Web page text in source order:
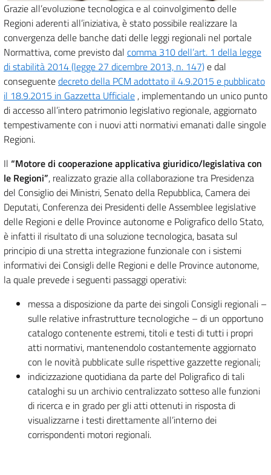
Grazie all’evoluzione tecnologica e al coinvolgimento delle
Regioni aderenti all’iniziativa, è stato possibile realizzare la
convergenza delle banche dati delle leggi regionali nel portale
Normattiva, come previsto dal comma 310 dell’art. 1 della legge
di stabilità 2014 (legge 27 dicembre 2013, n. 147)e dal
conseguentedecreto della PCM adottato il 4.9.2015 e pubblicato
il 18.9.2015 in Gazzetta Ufficiale , implementando un unico punto
di accesso all’intero patrimonio legislativo regionale, aggiornato
tempestivamente con i nuovi atti normativi emanati dalle singole
Regioni.
Il “Motore di cooperazione applicativa giuridico/legislativa con
le Regioni”, realizzato grazie alla collaborazione tra Presidenza
del Consiglio dei Ministri, Senato della Repubblica, Camera dei
Deputati, Conferenza dei Presidenti delle Assemblee legislative
delle Regioni e delle Province autonome e Poligrafico dello Stato,
è infatti il risultato di una soluzione tecnologica, basata sul
principio di una stretta integrazione funzionale con i sistemi
informativi dei Consigli delle Regioni e delle Province autonome,
la quale prevede i seguenti passaggi operativi:
messa a disposizione da parte dei singoli Consigli regionali –
sulle relative infrastrutture tecnologiche – di un opportuno
catalogo contenente estremi, titoli e testi di tutti i propri
atti normativi, mantenendolo costantemente aggiornato
con le novità pubblicate sulle rispettive gazzette regionali;
indicizzazione quotidiana da parte del Poligrafico di tali
cataloghi su un archivio centralizzato sotteso alle funzioni
di ricerca e in grado per gli atti ottenuti in risposta di
visualizzarne i testi direttamente all’interno dei
corrispondenti motori regionali.